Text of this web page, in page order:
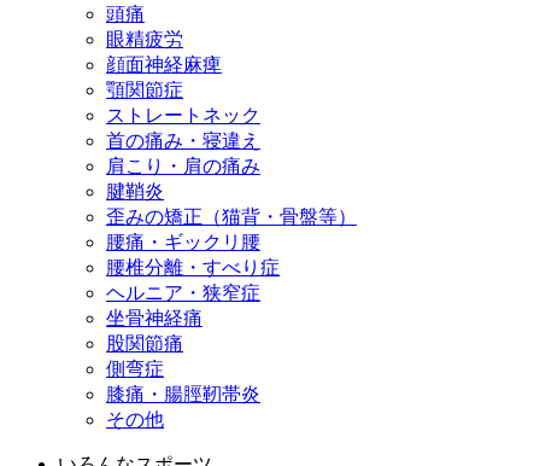
頭痛
眼精疲労
顔面神経麻痺
顎関節症
ストレートネック
首の痛み・寝違え
肩こり・肩の痛み
腱鞘炎
歪みの矯正（猫背・骨盤等）
腰痛・ギックリ腰
腰椎分離・すべり症
ヘルニア・狭窄症
坐骨神経痛
股関節痛
側弯症
膝痛・腸脛靭帯炎
その他